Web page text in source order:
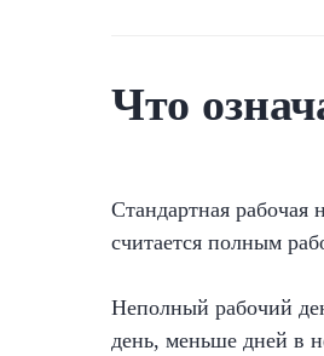
Что
Стандартная
считается полным
Неполный рабочий
день, меньше дней в